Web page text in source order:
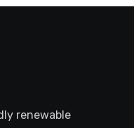
renewable